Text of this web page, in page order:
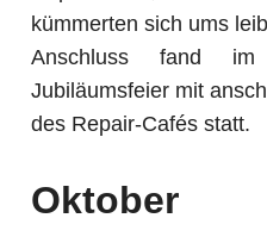
kümmerten sich ums
Anschluss fand
Jubiläumsfeier mit
des Repair-Cafés statt.
Oktober